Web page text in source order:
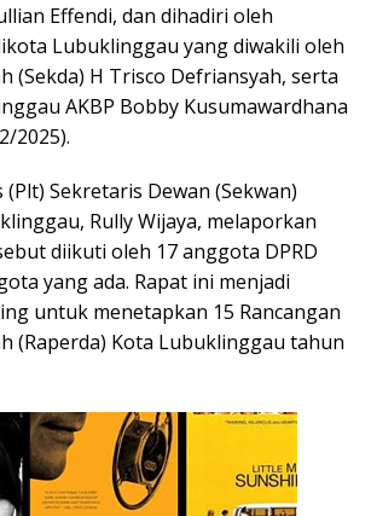
Effendi, dan dihadiri oleh
Lubuklinggau yang diwakili oleh
(Sekda) H Trisco Defriansyah, serta
AKBP Bobby Kusumawardhana
2025).
Sekretaris Dewan (Sekwan)
Rully Wijaya, melaporkan
diikuti oleh 17 anggota DPRD
yang ada. Rapat ini menjadi
untuk menetapkan 15 Rancangan
(Raperda) Kota Lubuklinggau tahun